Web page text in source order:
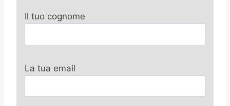
Il tuo cognome
La tua email